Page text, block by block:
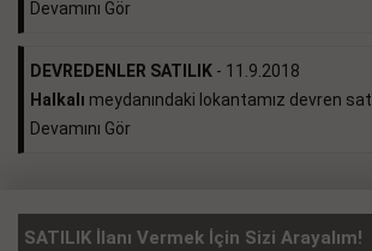
Devamını Gör
DEVREDENLER SATILIK - 11.9.2018
Halkalı meydanındaki lokantamız devren
Devamını Gör
SATILIK İlanı Vermek İçin Sizi Arayalım!